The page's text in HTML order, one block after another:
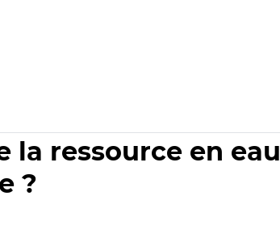
la ressource en eau
?